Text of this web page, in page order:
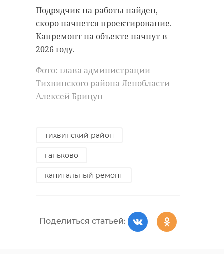
Подрядчик на работы найден,
скоро начнется проектирование.
Капремонт на объекте начнут в
2026 году.
Фото: глава администрации
Тихвинского района Ленобласти
Алексей Брицун
тихвинский район
ганьково
капитальный ремонт
Поделиться статьей: